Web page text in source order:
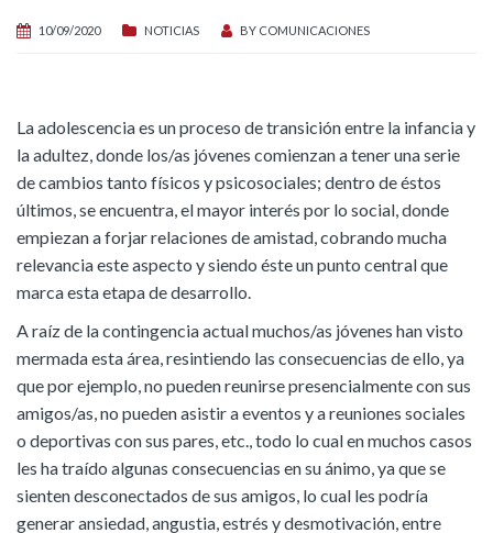
10/09/2020 NOTICIAS BY COMUNICACIONES
La adolescencia es un proceso de transición entre la infancia y
la adultez, donde los/as jóvenes comienzan a tener una serie
de cambios tanto físicos y psicosociales; dentro de éstos
últimos, se encuentra, el mayor interés por lo social, donde
empiezan a forjar relaciones de amistad, cobrando mucha
relevancia este aspecto y siendo éste un punto central que
marca esta etapa de desarrollo.
A raíz de la contingencia actual muchos/as jóvenes han visto
mermada esta área, resintiendo las consecuencias de ello, ya
que por ejemplo, no pueden reunirse presencialmente con sus
amigos/as, no pueden asistir a eventos y a reuniones sociales
o deportivas con sus pares, etc., todo lo cual en muchos casos
les ha traído algunas consecuencias en su ánimo, ya que se
sienten desconectados de sus amigos, lo cual les podría
generar ansiedad, angustia, estrés y desmotivación, entre